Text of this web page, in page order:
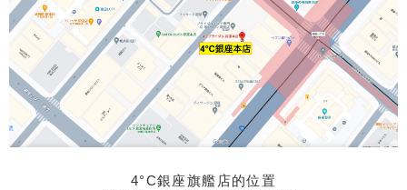
4°C銀座旗艦店的位置